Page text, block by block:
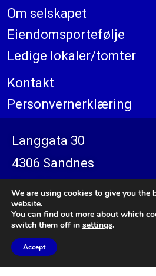
Om selskapet
Eiendomsportefølje
Ledige lokaler/tomter
Kontakt
Personvernerklæring
Langgata 30
4306 Sandnes
We are using cookies to give you the
website.
You can find out more about which
switch them off in settings.
Accept